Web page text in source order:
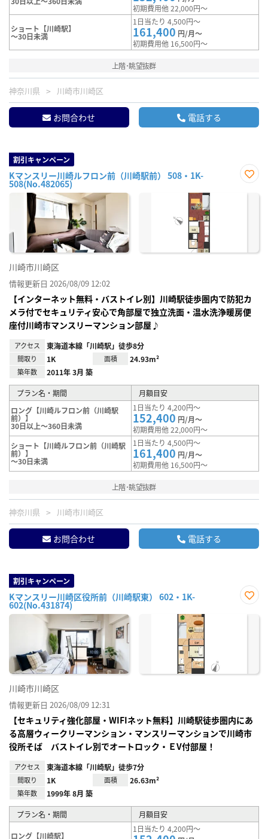
初期費用他 22,000円～
ショート【川崎駅】
～30日未満
1日当たり 4,500円～
161,400 円/月～
初期費用他 16,500円～
上階･眺望抜群
神奈川県 川崎市川崎区
お問合わせ 電話する
割引キャンペーン
Kマンスリー川崎ルフロン前（川崎駅前） 508・1K-
508(No.482065)
に入
川崎市川崎区
情報更新日 2026/08/09 12:02
【インターネット無料・バストイレ別】川崎駅徒歩圏内で防犯カ
メラ付でセキュリティ安心で角部屋で独立洗面・温水洗浄暖房便
座付川崎市マンスリーマンション部屋♪
アクセス 東海道本線「川崎駅」徒歩8分
間取り 1K 面積 24.93m²
築年数 2011年 3月 築
プラン名・期間
月額目安
ロング【川崎ルフロン前（川崎駅
前）】
30日以上～360日未満
1日当たり 4,200円～
152,400 円/月～
初期費用他 22,000円～
ショート【川崎ルフロン前（川崎駅
前）】
～30日未満
1日当たり 4,500円～
161,400 円/月～
初期費用他 16,500円～
上階･眺望抜群
神奈川県 川崎市川崎区
お問合わせ 電話する
割引キャンペーン
Kマンスリー川崎区役所前（川崎駅東） 602・1K-
602(No.431874)
に入
川崎市川崎区
情報更新日 2026/08/09 12:31
【セキュリティ強化部屋・WIFIネット無料】川崎駅徒歩圏内にあ
る高層ウィークリーマンション・マンスリーマンションで川崎市
役所そば バストイレ別でオートロック・ＥV付部屋！
アクセス 東海道本線「川崎駅」徒歩7分
間取り 1K 面積 26.63m²
築年数 1999年 8月 築
プラン名・期間 月額目安
ロング【川崎駅】
1日当たり 4,200円～